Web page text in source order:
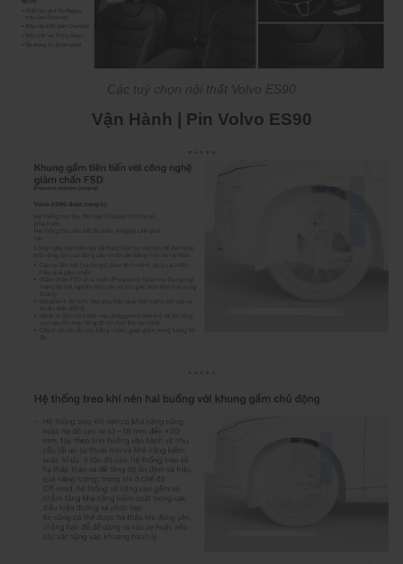
Các tuỳ chọn nội thất Volvo ES90
Vận Hành | Pin Volvo ES90